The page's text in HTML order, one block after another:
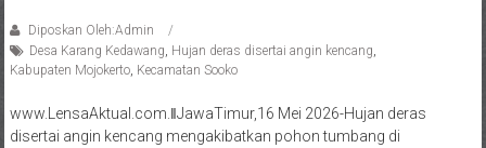
Diposkan Oleh:Admin
Desa Karang Kedawang Hujan deras disertai angin kencang
Kabupaten Mojokerto, Kecamatan Sooko
www.LensaAktual.com.ǁJawaTimur,16 Mei 2026-Hujan deras
disertai angin kencang mengakibatkan pohon tumbang di